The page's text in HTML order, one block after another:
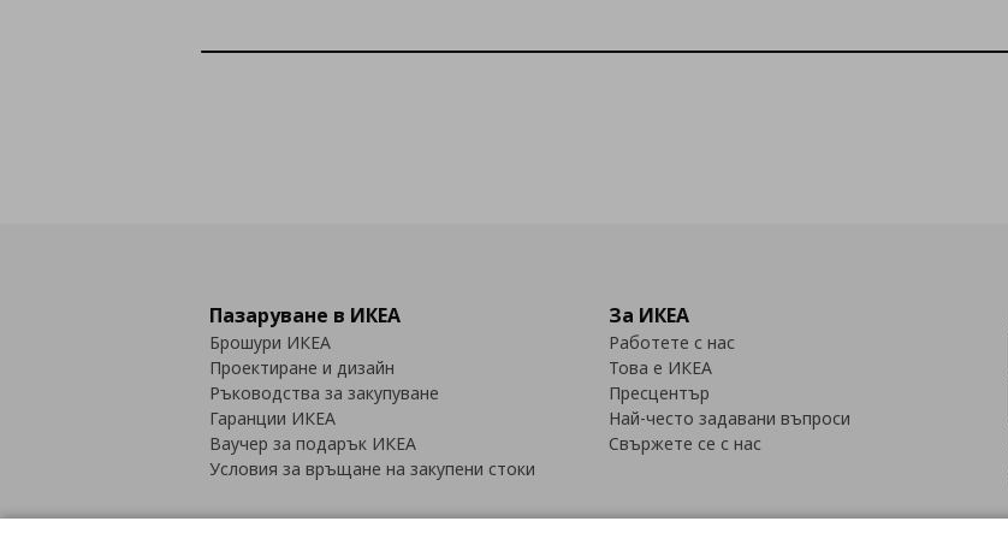
Пазаруване в ИКЕА
Брошури ИКЕА
Проектиране и дизайн
Ръководства за закупуване
Гаранции ИКЕА
Ваучер за подарък ИКЕА
Условия за връщане на закупени стоки
За ИКЕА
Работете с нас
Това е ИКЕА
Пресцентър
Най-често задавани въпроси
Свържете се с нас